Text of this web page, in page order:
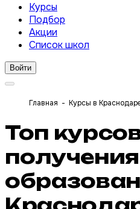
Курсы
Подбор
Акции
Список школ
Войти
Главная Курсы в
Топ